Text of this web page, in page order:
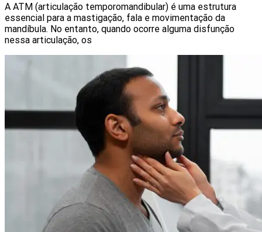
A ATM (articulação temporomandibular) é uma estrutura
essencial para a mastigação, fala e movimentação da
mandíbula. No entanto, quando ocorre alguma disfunção
nessa articulação, os